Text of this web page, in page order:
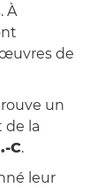
À
de
un
la
C.
leur